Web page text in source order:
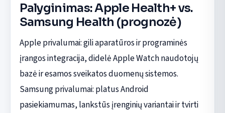
Palyginimas: Apple Health+ vs.
Samsung Health (prognozė)
Apple privalumai: gili aparatūros ir programinės
įrangos integracija, didelė Apple Watch naudotojų
bazė ir esamos sveikatos duomenų sistemos.
Samsung privalumai: platus Android
pasiekiamumas, lankstūs įrenginių variantai ir tvirti